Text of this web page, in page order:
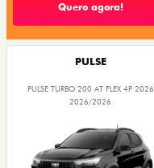
Quero agora!
PULSE
PULSE TURBO 200 AT FLEX 4P 2026
2026/2026